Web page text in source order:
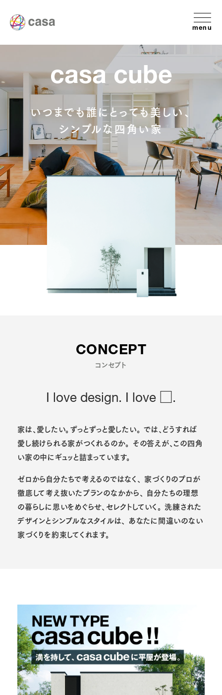
menu
casa cube
いつまでも誰にとっても美しい、
シンプルな四角い家
CONCEPT
コンセプト
I love design. I love □.
家は、愛したい。ずっとずっと愛したい。 では、どうすれば
愛し続けられる家がつくれるのか。 その答えが、この四角
い家の中にギュッと詰まっています。
ゼロから自分たちで考えるのではなく、 家づくりのプロが
徹底して考え抜いたプランのなかから、 自分たちの理想
の暮らしに思いをめぐらせ、セレクトしていく。 洗練された
デザインとシンプルなスタイルは、 あなたに間違いのない
家づくりを約束してくれます。